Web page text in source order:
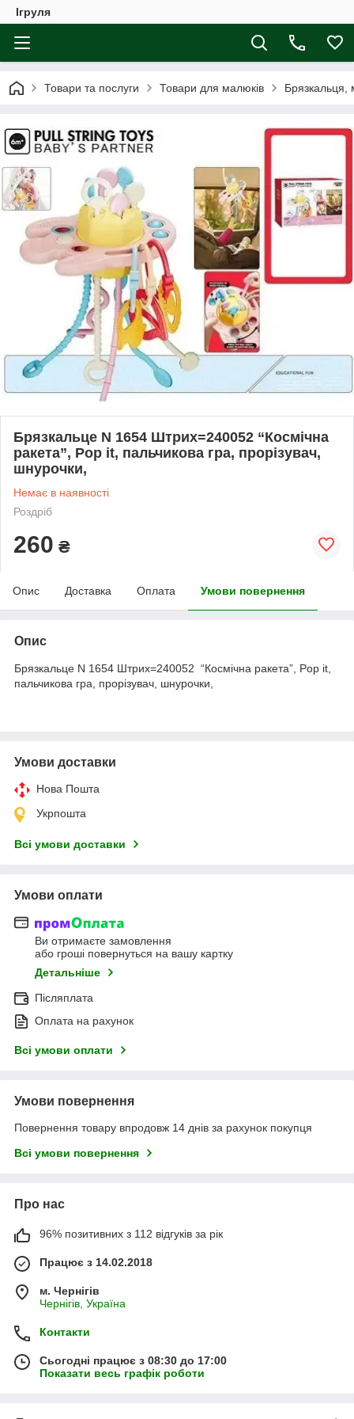
Ігруля
Товари та послуги Товари для малюків Брязкальця,
Брязкальце N 1654 Штрих=240052 “Космічна
ракета”, Pop it, пальчикова гра, прорізувач,
шнурочки,
Немає в наявності
Роздріб
260 ₴
Опис Доставка Оплата Умови повернення
Опис
Брязкальце N 1654 Штрих=240052 “Космічна ракета”, Pop it,
пальчикова гра, прорізувач, шнурочки,
Умови доставки
Нова Пошта
Укрпошта
Всі умови доставки
Умови оплати
Ви отримаєте замовлення
або гроші повернуться на вашу картку
Детальніше
Післяплата
Оплата на рахунок
Всі умови оплати
Умови повернення
Повернення товару впродовж 14 днів за рахунок покупця
Всі умови повернення
Про нас
96% позитивних з 112 відгуків за рік
Працює з 14.02.2018
м. Чернігів
Чернігів, Україна
Контакти
Сьогодні працює з 08:30 до 17:00
Показати весь графік роботи